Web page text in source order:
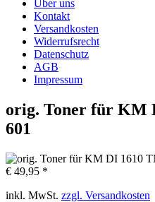
Über uns
Kontakt
Versandkosten
Widerrufsrecht
Datenschutz
AGB
Impressum
orig. Toner für KM
601
€ 49,95 *
inkl. MwSt. zzgl. Versandkosten